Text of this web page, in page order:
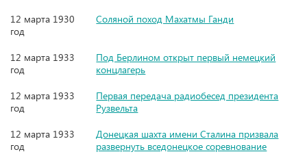
12 марта 1930
год
Соляной поход Махатмы Ганди
12 марта 1933
год
Под Берлином открыт первый немецкий
концлагерь
12 марта 1933
год
Первая передача радиобесед президента
Рузвельта
12 марта 1933
год
Донецкая шахта имени Сталина призвала
развернуть вседонецкое соревнование